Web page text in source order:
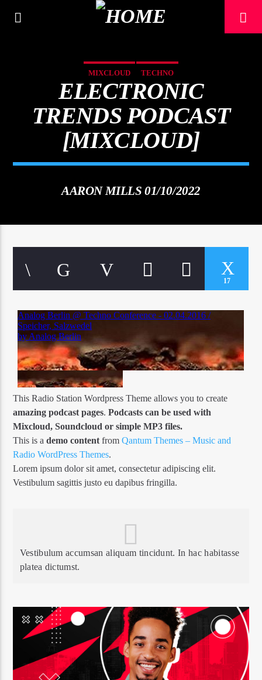
MIXCLOUD TECHNO
ELECTRONIC
TRENDS PODCAST
[MIXCLOUD]
AARON MILLS 01/10/2022
17
This Radio Station Wordpress Theme allows you to create
amazing podcast pages.Podcasts can be used with
Mixcloud, Soundcloud or simple MP3 files.
This is ademo content fromQantum Themes – Music and
Radio WordPress Themes.
Lorem ipsum dolor sit amet, consectetur adipiscing elit.
Vestibulum sagittis justo eu dapibus fringilla.
Vestibulum accumsan aliquam tincidunt. In hac habitasse
platea dictumst.